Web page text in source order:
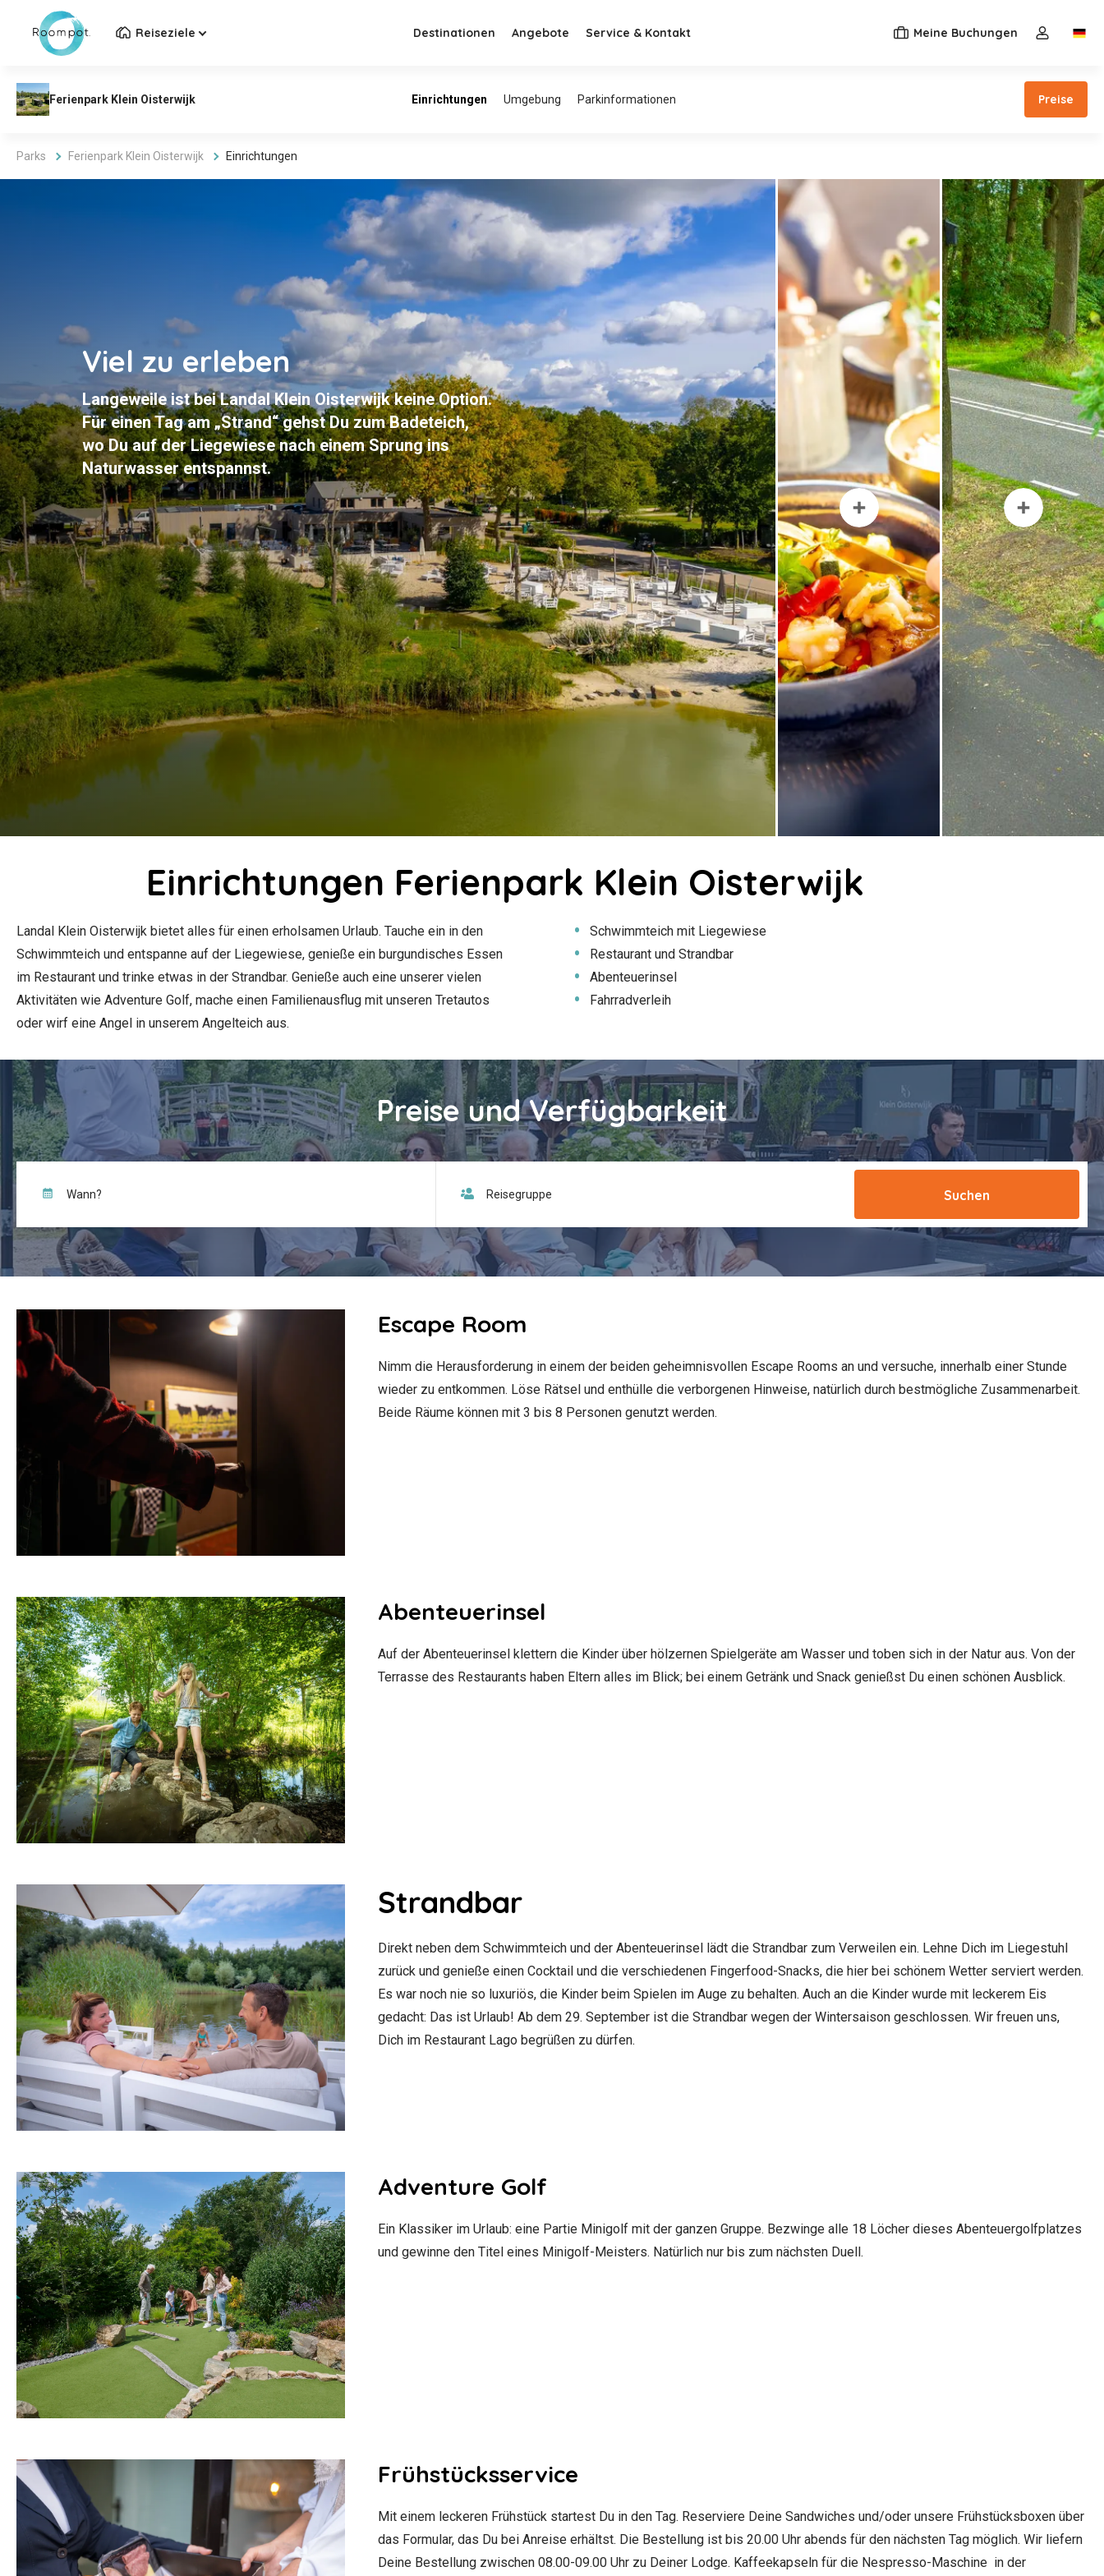
Reiseziele Destinationen Angebote Service & Kontakt Meine Buchungen
Dropdown-
Preise
Parks Ferienpark Klein Oisterwijk Einrichtungen
Viel zu erleben
Langeweile ist bei Landal Klein Oisterwijk keine Option.
Für einen Tag am „Strand“ gehst Du zum Badeteich,
wo Du auf der Liegewiese nach einem Sprung ins
Naturwasser entspannst.
Einrichtungen Ferienpark Klein Oisterwijk
Landal Klein Oisterwijk bietet alles für einen erholsamen Urlaub. Tauche ein in den
Schwimmteich und entspanne auf der Liegewiese, genieße ein burgundisches Essen
im Restaurant und trinke etwas in der Strandbar. Genieße auch eine unserer vielen
Aktivitäten wie Adventure Golf, mache einen Familienausflug mit unseren Tretautos
oder wirf eine Angel in unserem Angelteich aus.
Schwimmteich mit Liegewiese
Restaurant und Strandbar
Abenteuerinsel
Fahrradverleih
Preise und Verfügbarkeit
Suchen
Escape Room
Nimm die Herausforderung in einem der beiden geheimnisvollen Escape Rooms an und versuche, innerhalb einer Stunde
wieder zu entkommen. Löse Rätsel und enthülle die verborgenen Hinweise, natürlich durch bestmögliche Zusammenarbeit.
Beide Räume können mit 3 bis 8 Personen genutzt werden.
Abenteuerinsel
Auf der Abenteuerinsel klettern die Kinder über hölzernen Spielgeräte am Wasser und toben sich in der Natur aus. Von der
Terrasse des Restaurants haben Eltern alles im Blick; bei einem Getränk und Snack genießst Du einen schönen Ausblick.
Strandbar
Direkt neben dem Schwimmteich und der Abenteuerinsel lädt die Strandbar zum Verweilen ein. Lehne Dich im Liegestuhl
zurück und genieße einen Cocktail und die verschiedenen Fingerfood-Snacks, die hier bei schönem Wetter serviert werden.
Es war noch nie so luxuriös, die Kinder beim Spielen im Auge zu behalten. Auch an die Kinder wurde mit leckerem Eis
gedacht: Das ist Urlaub! Ab dem 29. September ist die Strandbar wegen der Wintersaison geschlossen. Wir freuen uns,
Dich im Restaurant Lago begrüßen zu dürfen.
Adventure Golf
Ein Klassiker im Urlaub: eine Partie Minigolf mit der ganzen Gruppe. Bezwinge alle 18 Löcher dieses Abenteuergolfplatzes
und gewinne den Titel eines Minigolf-Meisters. Natürlich nur bis zum nächsten Duell.
Frühstücksservice
Mit einem leckeren Frühstück startest Du in den Tag. Reserviere Deine Sandwiches und/oder unsere Frühstücksboxen über
das Formular, das Du bei Anreise erhältst. Die Bestellung ist bis 20.00 Uhr abends für den nächsten Tag möglich. Wir liefern
Deine Bestellung zwischen 08.00-09.00 Uhr zu Deiner Lodge. Kaffeekapseln für die Nespresso-Maschine in der